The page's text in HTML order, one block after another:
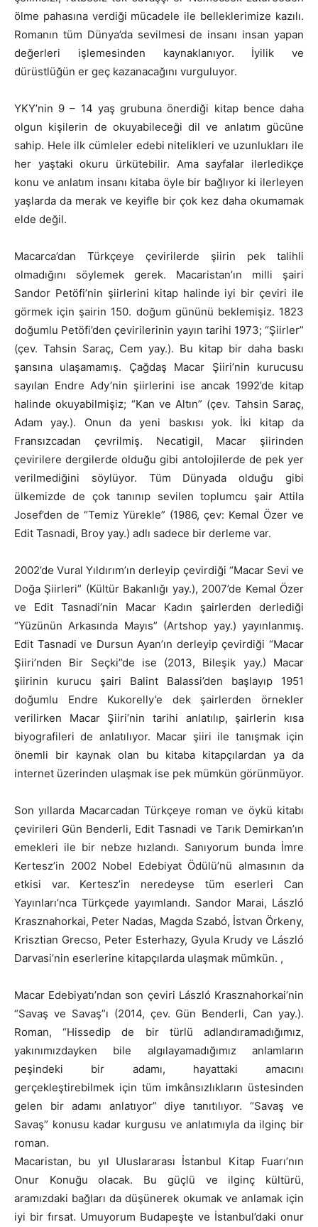
ölme pahasına verdiği mücadele ile belleklerimize kazılı.
Romanın tüm Dünya’da sevilmesi de insanı insan yapan
değerleri işlemesinden kaynaklanıyor. İyilik ve
dürüstlüğün er geç kazanacağını vurguluyor.
YKY’nin 9 – 14 yaş grubuna önerdiği kitap bence daha
olgun kişilerin de okuyabileceği dil ve anlatım gücüne
sahip. Hele ilk cümleler edebi nitelikleri ve uzunlukları ile
her yaştaki okuru ürkütebilir. Ama sayfalar ilerledikçe
konu ve anlatım insanı kitaba öyle bir bağlıyor ki ilerleyen
yaşlarda da merak ve keyifle bir çok kez daha okumamak
elde değil.
Macarca’dan Türkçeye çevirilerde şiirin pek talihli
olmadığını söylemek gerek. Macaristan’ın milli şairi
Sandor Petöfi’nin şiirlerini kitap halinde iyi bir çeviri ile
görmek için şairin 150. doğum gününü beklemişiz. 1823
doğumlu Petöfi’den çevirilerinin yayın tarihi 1973; “Şiirler”
(çev. Tahsin Saraç, Cem yay.). Bu kitap bir daha baskı
şansına ulaşamamış. Çağdaş Macar Şiiri’nin kurucusu
sayılan Endre Ady’nin şiirlerini ise ancak 1992’de kitap
halinde okuyabilmişiz; “Kan ve Altın” (çev. Tahsin Saraç,
Adam yay.). Onun da yeni baskısı yok. İki kitap da
Fransızcadan çevrilmiş. Necatigil, Macar şiirinden
çevirilere dergilerde olduğu gibi antolojilerde de pek yer
verilmediğini söylüyor. Tüm Dünyada olduğu gibi
ülkemizde de çok tanınıp sevilen toplumcu şair Attila
Josef’den de “Temiz Yürekle” (1986, çev: Kemal Özer ve
Edit Tasnadi, Broy yay.) adlı sadece bir derleme var.
2002’de Vural Yıldırım’ın derleyip çevirdiği “Macar Sevi ve
Doğa Şiirleri” (Kültür Bakanlığı yay.), 2007’de Kemal Özer
ve Edit Tasnadi’nin Macar Kadın şairlerden derlediği
“Yüzünün Arkasında Mayıs” (Artshop yay.) yayınlanmış.
Edit Tasnadi ve Dursun Ayan’ın derleyip çevirdiği “Macar
Şiiri’nden Bir Seçki”de ise (2013, Bileşik yay.) Macar
şiirinin kurucu şairi Balint Balassi’den başlayıp 1951
doğumlu Endre Kukorelly’e dek şairlerden örnekler
verilirken Macar Şiiri’nin tarihi anlatılıp, şairlerin kısa
biyografileri de anlatılıyor. Macar şiiri ile tanışmak için
önemli bir kaynak olan bu kitaba kitapçılardan ya da
internet üzerinden ulaşmak ise pek mümkün görünmüyor.
Son yıllarda Macarcadan Türkçeye roman ve öykü kitabı
çevirileri Gün Benderli, Edit Tasnadi ve Tarık Demirkan’ın
emekleri ile bir nebze hızlandı. Sanıyorum bunda İmre
Kertesz’in 2002 Nobel Edebiyat Ödülü’nü almasının da
etkisi var. Kertesz’in neredeyse tüm eserleri Can
Yayınları’nca Türkçede yayımlandı. Sandor Marai, László
Krasznahorkai, Peter Nadas, Magda Szabó, İstvan Örkeny,
Krisztian Grecso, Peter Esterhazy, Gyula Krudy ve László
Darvasi’nin eserlerine kitapçılarda ulaşmak mümkün. ,
Macar Edebiyatı’ndan son çeviri László Krasznahorkai’nin
“Savaş ve Savaş”ı (2014, çev. Gün Benderli, Can yay.).
Roman, “Hissedip de bir türlü adlandıramadığımız,
yakınımızdayken bile algılayamadığımız anlamların
peşindeki bir adamı, hayattaki amacını
gerçekleştirebilmek için tüm imkânsızlıkların üstesinden
gelen bir adamı anlatıyor” diye tanıtılıyor. “Savaş ve
Savaş” konusu kadar kurgusu ve anlatımıyla da ilginç bir
roman.
Macaristan, bu yıl Uluslararası İstanbul Kitap Fuarı’nın
Onur Konuğu olacak. Bu güçlü ve ilginç kültürü,
aramızdaki bağları da düşünerek okumak ve anlamak için
iyi bir fırsat. Umuyorum Budapeşte ve İstanbul’daki onur